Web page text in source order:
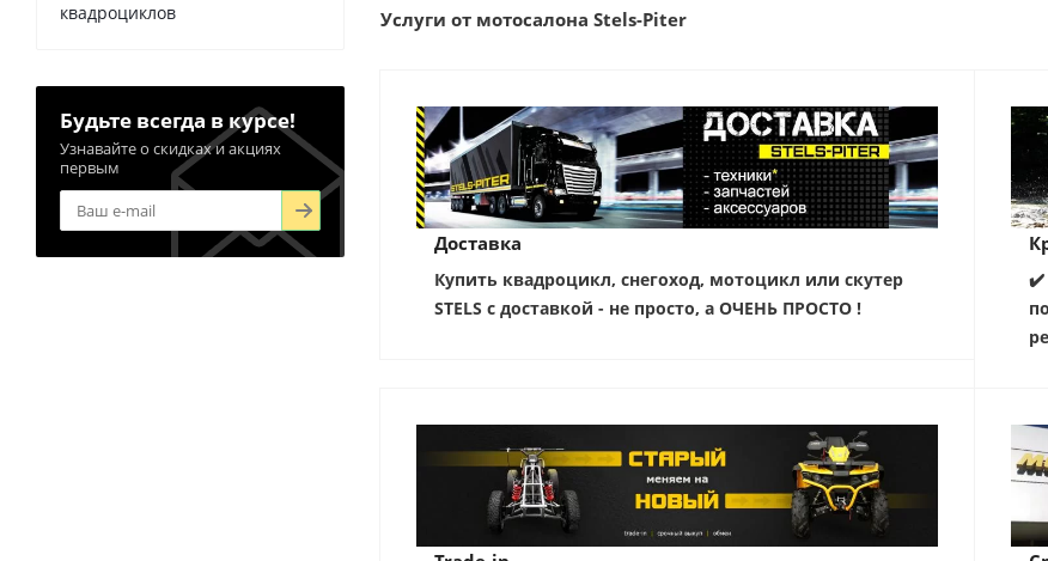
Услуги от мотосалона Stels-Piter
Доставка
Купить квадроцикл, снегоход, мотоцикл или скутер
STELS с доставкой - не просто, а ОЧЕНЬ ПРОСТО !
✔️
квадроциклов
Будьте всегда в курсе!
Узнавайте о скидках и акциях
первым